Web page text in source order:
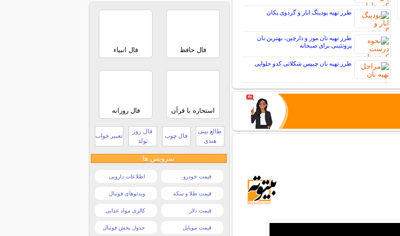
طرز تهیه پودینگ انار و گردوی پکان
طرز تهیه نان موز و دارچین، بهترین نان
پروتئینی برای صبحانه
طرز تهیه نان چیپس شکلاتی کدو حلوایی
فال حافظ فال انبیاء
استخاره با قرآن فال روزانه
طالع بینی
هندی
فال چوب
فال روز
تولد
تعبیر خواب
سرویس ها
قیمت خودرو اطلاعات دارویی
قیمت طلا و سکه ویدئوهای فوتبال
قیمت دلار کالری مواد غذایی
قیمت موبایل جدول پخش فوتبال